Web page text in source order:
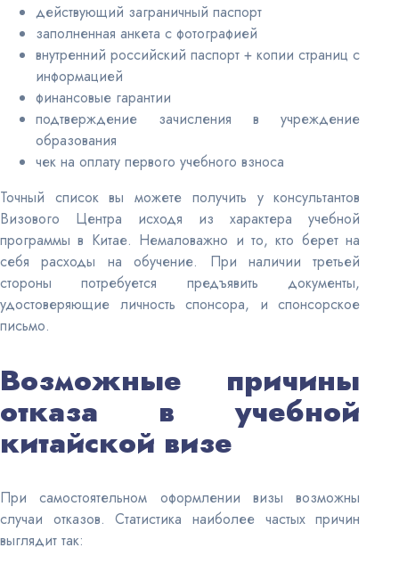
действующий заграничный паспорт
заполненная анкета с фотографией
внутренний российский паспорт + копии страниц с
информацией
финансовые гарантии
подтверждение зачисления в учреждение
образования
чек на оплату первого учебного взноса
Точный список вы можете получить у консультантов
Визового Центра исходя из характера учебной
программы в Китае. Немаловажно и то, кто берет на
себя расходы на обучение. При наличии третьей
стороны потребуется предъявить документы,
удостоверяющие личность спонсора, и спонсорское
письмо.
Возможные причины
отказа в учебной
китайской визе
При самостоятельном оформлении визы возможны
случаи отказов. Статистика наиболее частых причин
выглядит так: